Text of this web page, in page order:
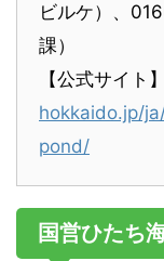
ビルケ）、
課）
【公式サイト】
hokkaido.jp/
pond/
国営ひたち